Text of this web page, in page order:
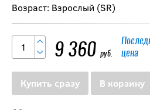
Возраст: Взрослый (SR)
9 360 руб.
цена
Купить сразу В корзину